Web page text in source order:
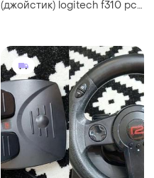
(джойстик) logitech f310 pc